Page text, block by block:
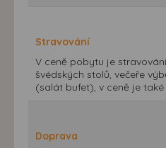
Stravování
V ceně pobytu je
švédských stolů, večeře
(salát bufet), v ceně je
Doprava